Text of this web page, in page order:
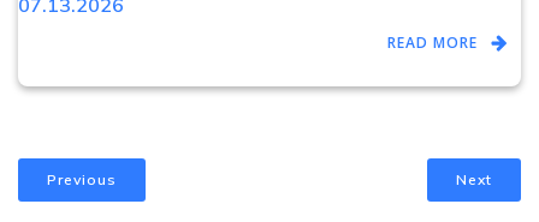
READ MORE
Previous Next